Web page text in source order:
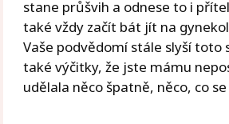
stane průšvih a odnese to i
také vždy začít bát jít na
Vaše podvědomí stále slyší toto
také výčitky, že jste mámu
udělala něco špatně, něco, co